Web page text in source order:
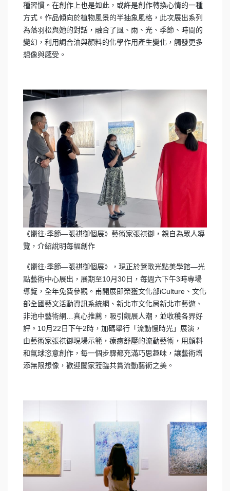
種習慣。在創作上也是如此，或許是創作轉換心情的一種
方式。作品傾向於植物風景的半抽象風格，此次展出系列
為落羽松與她的對話，融合了風、雨、光、季節、時間的
變幻，利用調合油與顏料的化學作用產生變化，觸發更多
想像與感受。
《嚮往∙季節—張祺御個展》藝術家張祺御，親自為眾人導
覽，介紹說明每幅創作
《嚮往∙季節—張祺御個展》，現正於鶯歌光點美學館—光
點藝術中心展出，展期至10月30日，每週六下午3時專場
導覽，全年免費參觀。甫開展即榮獲文化部iCulture、文化
部全國藝文活動資訊系統網、新北市文化局新北市藝遊、
非池中藝術網…真心推薦，吸引觀展人潮，並收穫各界好
評。10月22日下午2時，加碼舉行「流動慢時光」展演，
由藝術家張祺御現場示範，療癒舒壓的流動藝術，用顏料
和氣球恣意創作，每一個步驟都充滿巧思趣味，讓藝術增
添無限想像，歡迎闔家蒞臨共賞流動藝術之美。